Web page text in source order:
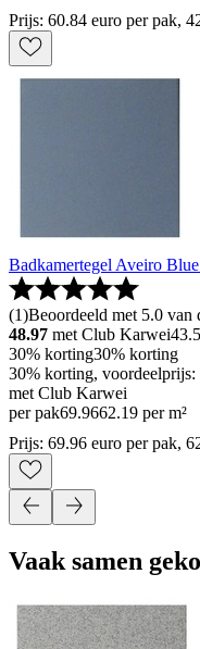
Prijs: 60.84 euro per pak,
Badkamertegel Aveiro
(1)Beoordeeld met 5.0 van
48.97 met Club Karwei
30% korting30% korting
30% korting, voordeelprijs:
met Club Karwei
per pak69.9662.19 per m²
Prijs: 69.96 euro per pak,
Vaak samen